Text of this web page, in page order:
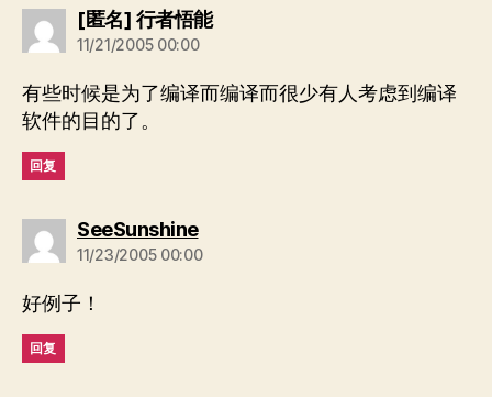
[匿名] 行者悟能说：
11/21/2005 00:00
有些时候是为了编译而编译而很少有人考虑到编译
软件的目的了。
回复
SeeSunshine说：
11/23/2005 00:00
好例子！
回复